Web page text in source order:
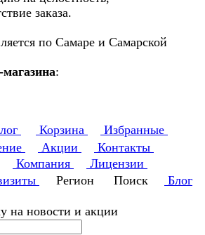
заказа.
по Самаре и Самарской
:
Корзина
Избранные
Акции
Контакты
Компания
Лицензии
Регион Поиск
Блог
на новости и акции